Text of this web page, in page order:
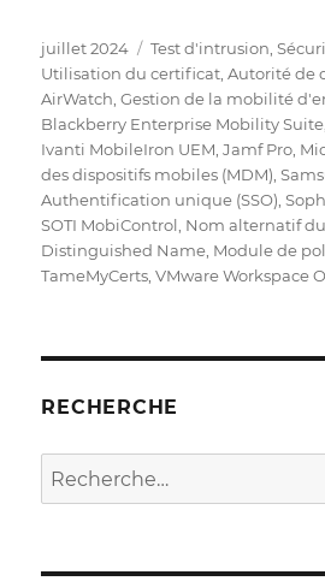
Publié
le
juillet 2024 Catégories
Test d'intrusion,
Utilisation du certificat,Autorité de
AirWatch,Gestion de la mobilité
Blackberry Enterprise Mobility Suite,
Ivanti MobileIron UEM,Jamf Pro,
des dispositifs mobiles (MDM),
Authentification unique (SSO),
SOTI MobiControl, Nom alternatif
Distinguished Name, Module de
TameMyCerts,VMware Workspace
RECHERCHE
Recherche
pour :